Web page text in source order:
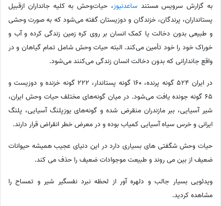
به گزارش سرویس مستند ساعدنیوز، حیات‌وحش به کلیه جانداران ازقبیل
پستانداران، پرندگان، خزندگان و دوزیستان گفته می‌شود که به صورت وحشی
و طبیعی بدون دخالت یا کمک انسان بر روی کره زمین زندگی کرده و آب و
خوراک خود را خود تأمین می‌کند. البته حیات وحش شامل تمام گیاهان و در
واقع جاندارانی که بدون دخالت انسان زندگی می‌کنند می‌شود.
در ایران 524 گونه پرنده، 160 گونه پستاندار، 222 گونه خزنده و دوزیست و
65 گونه جونده یافت می‌شود. در میان گونه‌های مختلف حیات وحش ایران،
شیر آسیایی، ببر مازندران منقرض شده و گونه‌های یوزپلنگ آسیایی، پلنگ
ایرانی و خرس سیاه آسیایی کمیاب بوده و در معرض خطر انقراض قرار دارند.
حیات وحش شگفتی های بسیاری دارد در این دنیای عجیب همیشه حیوانات
ضعیف از بین می روند و طبیعت موجوادات ضعیف را حذف می کند.
ویدئویی بسیار جالب و دلهره آور از لحظه نبرد نفسگیر شیر و تمساح را
مشاهده کردید.